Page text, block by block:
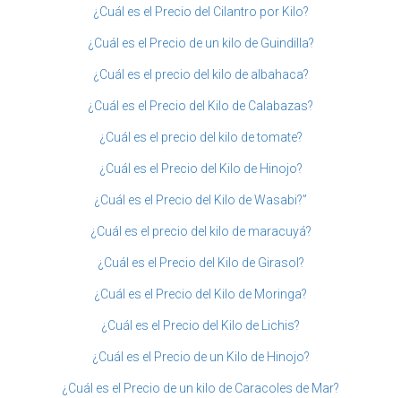
¿Cuál es el Precio del Cilantro por Kilo?
¿Cuál es el Precio de un kilo de Guindilla?
¿Cuál es el precio del kilo de albahaca?
¿Cuál es el Precio del Kilo de Calabazas?
¿Cuál es el precio del kilo de tomate?
¿Cuál es el Precio del Kilo de Hinojo?
¿Cuál es el Precio del Kilo de Wasabi?”
¿Cuál es el precio del kilo de maracuyá?
¿Cuál es el Precio del Kilo de Girasol?
¿Cuál es el Precio del Kilo de Moringa?
¿Cuál es el Precio del Kilo de Lichis?
¿Cuál es el Precio de un Kilo de Hinojo?
¿Cuál es el Precio de un kilo de Caracoles de Mar?